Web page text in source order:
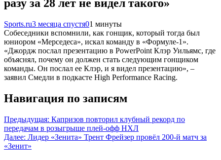
разу за 28 лет не видел такого»
Sports.ru3 месяца спустя01 минуты
Собеседники вспомнили, как гонщик, который тогда был
юниором «Мерседеса», искал команду в «Формуле-1».
«Джордж послал презентацию в PowerPoint Клэр Уильямс, где
объяснял, почему он должен стать следующим гонщиком
команды. Он послал ее Клэр, и я видел презентацию», –
заявил Смедли в подкасте High Performance Racing.
Навигация по записям
Предыдущая: Капризов повторил клубный рекорд по
передачам в розыгрыше плей-офф НХЛ
Далее: Лидер «Зенита» Трент Фрейзер провёл 200-й матч за
«Зенит»